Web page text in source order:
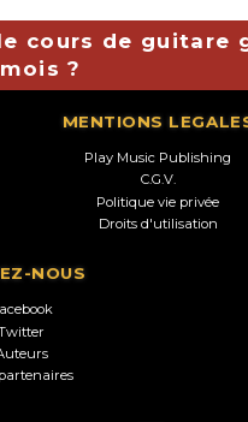
cours de guitare
?
MENTIONS
Play Music Publishing
C.G.V.
Politique vie privée
Droits d'utilisation
NOUS